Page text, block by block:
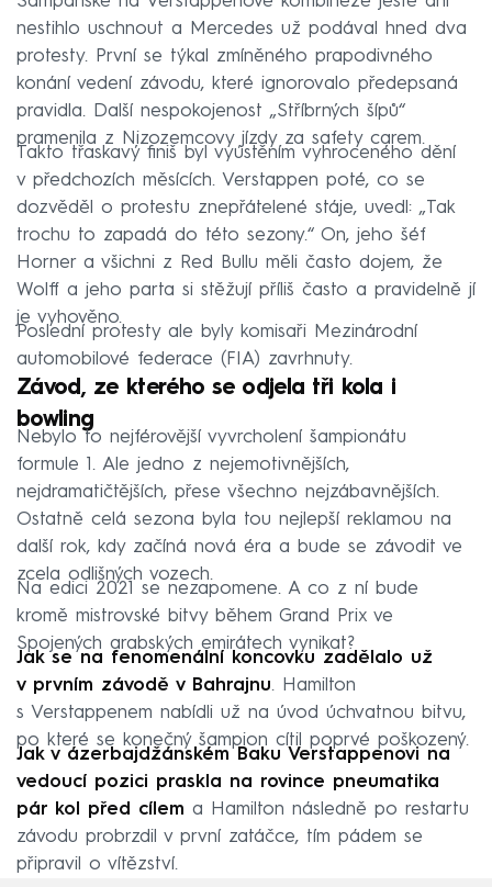
nestihlo uschnout a Mercedes už podával hned dva
protesty. První se týkal zmíněného prapodivného
konání vedení závodu, které ignorovalo předepsaná
pravidla. Další nespokojenost „Stříbrných šípů“
pramenila z Nizozemcovy jízdy za safety carem.
Takto třaskavý finiš byl vyústěním vyhroceného dění
v předchozích měsících. Verstappen poté, co se
dozvěděl o protestu znepřátelené stáje, uvedl: „Tak
trochu to zapadá do této sezony.“ On, jeho šéf
Horner a všichni z Red Bullu měli často dojem, že
Wolff a jeho parta si stěžují příliš často a pravidelně jí
je vyhověno.
Poslední protesty ale byly komisaři Mezinárodní
automobilové federace (FIA) zavrhnuty.
Závod, ze kterého se odjela tři kola i
bowling
Nebylo to nejférovější vyvrcholení šampionátu
formule 1. Ale jedno z nejemotivnějších,
nejdramatičtějších, přese všechno nejzábavnějších.
Ostatně celá sezona byla tou nejlepší reklamou na
další rok, kdy začíná nová éra a bude se závodit ve
zcela odlišných vozech.
Na edici 2021 se nezapomene. A co z ní bude
kromě mistrovské bitvy během Grand Prix ve
Spojených arabských emirátech vynikat?
Jak se na fenomenální koncovku zadělalo už
v prvním závodě v Bahrajnu. Hamilton
s Verstappenem nabídli už na úvod úchvatnou bitvu,
po které se konečný šampion cítil poprvé poškozený.
Jak v ázerbajdžánském Baku Verstappenovi na
vedoucí pozici praskla na rovince pneumatika
pár kol před cílem a Hamilton následně po restartu
závodu probrzdil v první zatáčce, tím pádem se
připravil o vítězství.